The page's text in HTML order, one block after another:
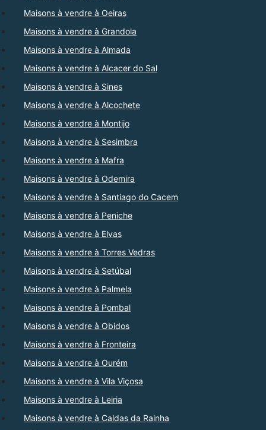
Maisons à vendre à Oeiras
Maisons à vendre à Grandola
Maisons à vendre à Almada
Maisons à vendre à Alcacer do Sal
Maisons à vendre à Sines
Maisons à vendre à Alcochete
Maisons à vendre à Montijo
Maisons à vendre à Sesimbra
Maisons à vendre à Mafra
Maisons à vendre à Odemira
Maisons à vendre à Santiago do Cacem
Maisons à vendre à Peniche
Maisons à vendre à Elvas
Maisons à vendre à Torres Vedras
Maisons à vendre à Setúbal
Maisons à vendre à Palmela
Maisons à vendre à Pombal
Maisons à vendre à Obidos
Maisons à vendre à Fronteira
Maisons à vendre à Ourém
Maisons à vendre à Vila Viçosa
Maisons à vendre à Leiria
Maisons à vendre à Caldas da Rainha